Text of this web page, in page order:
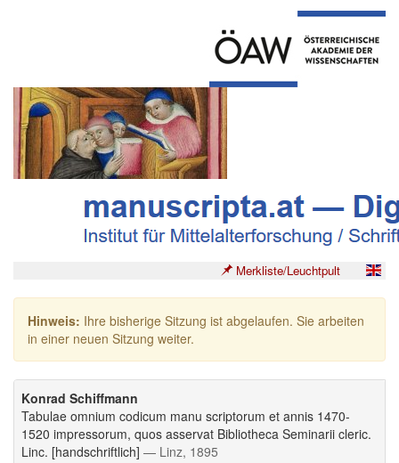
Merkliste/Leuchtpult
Hinweis: Ihre bisherige Sitzung ist abgelaufen. Sie arbeiten
in einer neuen Sitzung weiter.
Konrad Schiffmann
Tabulae omnium codicum manu scriptorum et annis 1470-
1520 impressorum, quos asservat Bibliotheca Seminarii cleric.
Linc. [handschriftlich] — Linz, 1895